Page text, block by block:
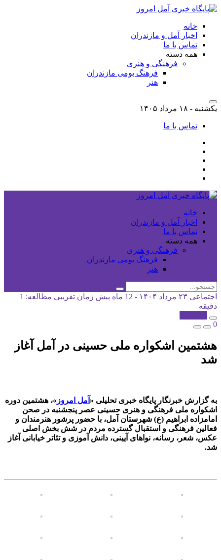
خانه
اخبار آمل و مازندران
تماس با ما
همه دسته
فرهنگی و هنری
فرهنگ بومی مازندران
هنر
یکشنبه - ۱۸ مرداد ۱۴۰۵
تماس با ما
خانه
اخبار آمل و مازندران
تماس با ما
همه دسته
فرهنگی و هنری
فرهنگ بومی مازندران
هنر
اجتماعی ۲۳ مرداد ۱۴۰۴ - 12 ماه پیش
زمان تقریبی مطالعه: 1
دقیقه
0
هشتمین اشکواره ملی حسینی در آمل آغاز
شد
به گزارش خبرنگار پایگاه خبری تحلیلی « آمل امروز »، هشتمین دوره
اشکواره ملی فرهنگی و هنری حسینی عصر پنجشنبه در صحن
امامزاده ابراهیم (ع) شهرستان آمل، با حضور پرشور هنرمندان و
فعالین فرهنگی و استقبال گسترده مردم در شش بخش اصلی
عکس، شعر، رسانه، نواهای آیینی، دانش آموزی و تئاتر خیابانی آغاز
شد.